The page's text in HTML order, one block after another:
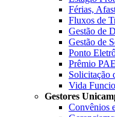
Férias,
Fluxos de
Gestão de
Gestão de
Ponto
Prêmio
Solicitação
Vida
Gestores
Convênios